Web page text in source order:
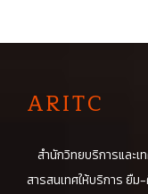
ARITC
สำนักวิทยบริการและเ
สารสนเทศให้บริการ ยืม